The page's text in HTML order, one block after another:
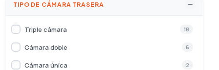
TIPO DE CÁMARA TRASERA
Triple cámara 18
Cámara doble 6
Cámara única 2